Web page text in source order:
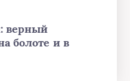
верный
болоте и в